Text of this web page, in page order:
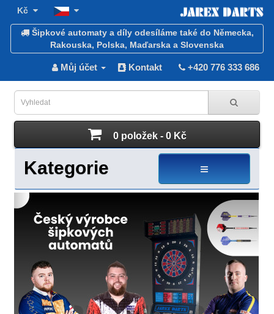
Kč
Šipkové automaty a díly odesíláme také do Německa,
Rakouska, Polska, Maďarska a Slovenska
Můj účet Kontakt +420 776 333 686
0 položek - 0 Kč
Kategorie